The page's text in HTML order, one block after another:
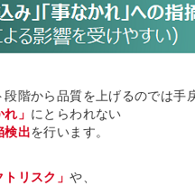
階から品質を上げるのでは手
」 にとらわれない
検出を行います。
トリスク」や、